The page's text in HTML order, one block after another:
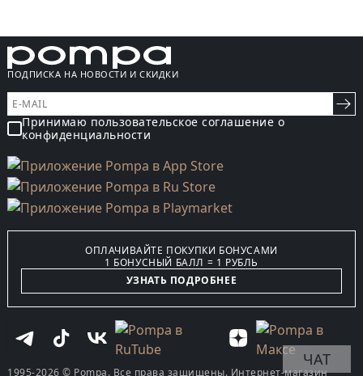
ПОДПИСКА НА НОВОСТИ И СКИДКИ
Принимаю пользовательское соглашение о
конфиденциальности
ОПЛАЧИВАЙТЕ ПОКУПКИ БОНУСАМИ
1 БОНУСНЫЙ БАЛЛ = 1 РУБЛЬ
УЗНАТЬ ПОДРОБНЕЕ
1995-2026 © Pompa. Все права защищены. Интернет-магазин
ЧАТ